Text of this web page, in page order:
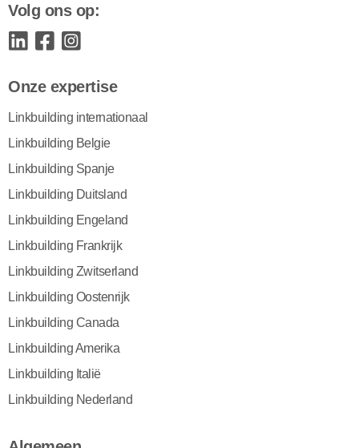
Volg ons op:
Onze expertise
Linkbuilding internationaal
Linkbuilding Belgie
Linkbuilding Spanje
Linkbuilding Duitsland
Linkbuilding Engeland
Linkbuilding Frankrijk
Linkbuilding Zwitserland
Linkbuilding Oostenrijk
Linkbuilding Canada
Linkbuilding Amerika
Linkbuilding Italië
Linkbuilding Nederland